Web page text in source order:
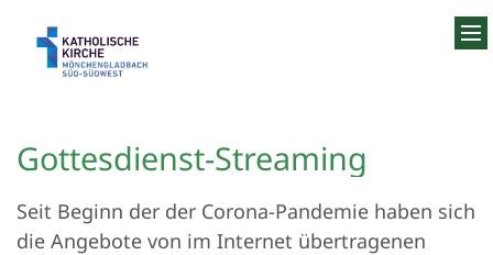
Gottesdienst-Streaming
Seit Beginn der der Corona-Pandemie haben sich
die Angebote von im Internet übertragenen